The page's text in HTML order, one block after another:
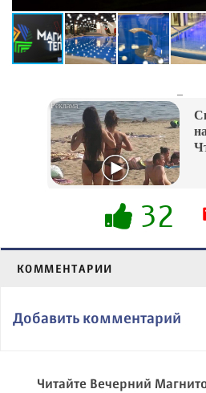
32
КОММЕНТАРИИ
Добавить комментарий
Читайте Вечерний